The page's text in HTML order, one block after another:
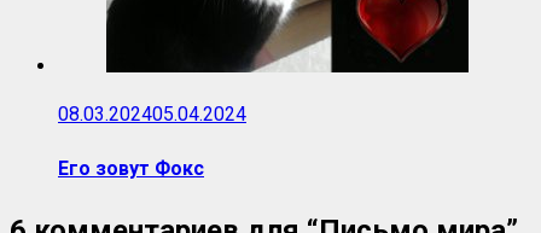
08.03.202405.04.2024
Его зовут Фокс